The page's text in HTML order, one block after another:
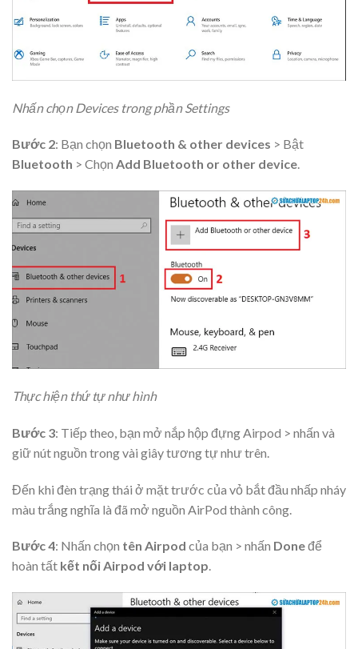
Nhấn chọn Devices trong phần Settings
Bước 2: Bạn chọn Bluetooth & other devices > Bật
Bluetooth > Chọn Add Bluetooth or other device.
Thực hiện thứ tự như hình
Bước 3: Tiếp theo, bạn mở nắp hộp đựng Airpod > nhấn và
giữ nút nguồn trong vài giây tương tự như trên.
Đến khi đèn trạng thái ở mặt trước của vỏ bắt đầu nhấp nháy
màu trắng nghĩa là đã mở nguồn AirPod thành công.
Bước 4: Nhấn chọn tên Airpod của bạn > nhấn Doneđể
hoàn tất kết nối Airpod với laptop.